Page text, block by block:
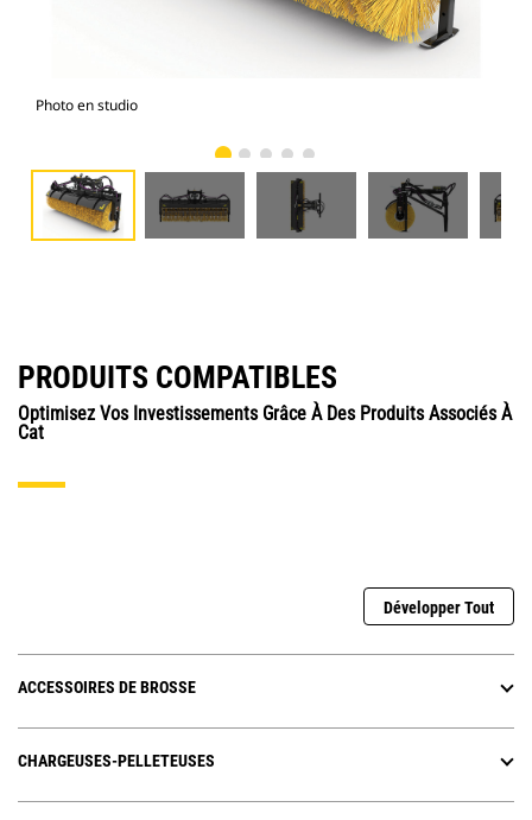
Photo en studio
PRODUITS COMPATIBLES
Optimisez Vos Investissements Grâce À Des Produits Associés À
Cat
Développer Tout
ACCESSOIRES DE BROSSE
CHARGEUSES-PELLETEUSES